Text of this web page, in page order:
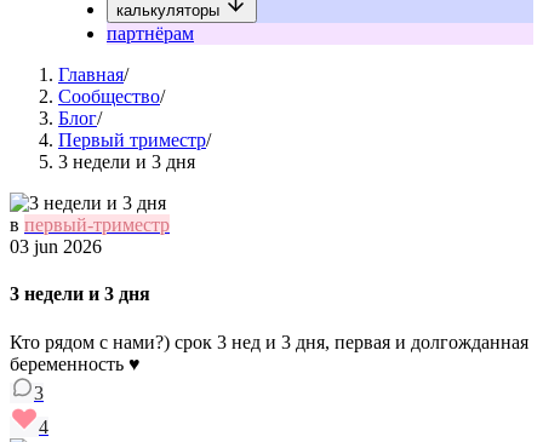
калькуляторы
партнёрам
Главная/
Сообщество/
Блог/
Первый триместр/
3 недели и 3 дня
в первый-триместр
03 jun 2026
3 недели и 3 дня
Кто рядом с нами?) срок 3 нед и 3 дня, первая и долгожданная
беременность ♥️
3
4